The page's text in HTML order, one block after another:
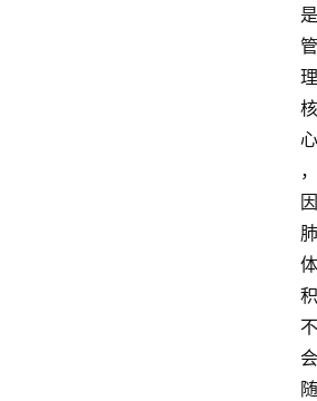
是
管
理
核
心
，
因
肺
体
积
不
会
随